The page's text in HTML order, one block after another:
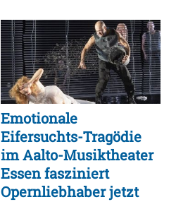
Emotionale
Eifersuchts-Tragödie
im Aalto-Musiktheater
Essen fasziniert
Opernliebhaber jetzt